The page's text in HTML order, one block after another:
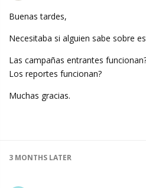
Buenas tardes,
Necesitaba si alguien sabe sobre
Las campañas entrantes
Los reportes funcionan?
Muchas gracias.
3 MONTHS LATER